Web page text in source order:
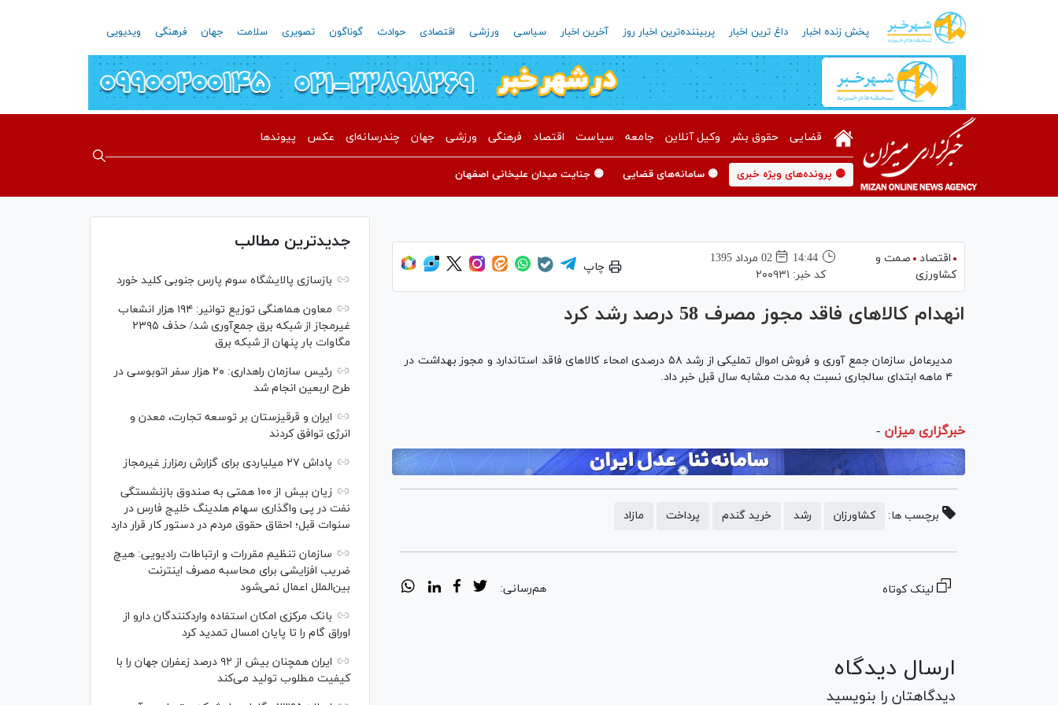
پخش زنده اخبار داغ ترین اخبار پربیننده‌ترین اخبار روز آخرین اخبار سیاسی ورزشی اقتصادی حوادث گوناگون تصویری سلامت جهان فرهنگی ویدیویی